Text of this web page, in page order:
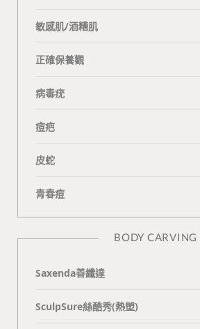
敏感肌/酒糟肌
正確保養觀
病毒疣
痘疤
皮蛇
青春痘
BODY CARVING
Saxenda善纖達
SculpSure絲酷秀(熱塑)